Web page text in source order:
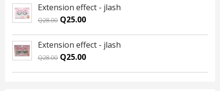
was:
Q59.00.
is:
Q55.00.
Extension effect - jlash
Q28.00 Original
was:
Q28.00.
Q25.00Current
is:
Q25.00.
Extension effect - jlash
Q28.00 Original
Q25.00Current